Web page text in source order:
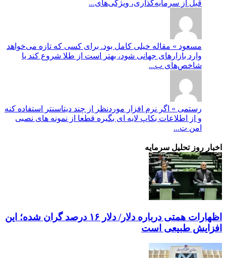
قبل از سرمایه‌گذاری، ویژگی‌های...
مسعود » مقاله خیلی کامل بود. برای کسی که تازه می‌خواهد
وارد بازارهای جهانی شود، بهتر است از طلا شروع کند یا
شاخص‌های ب...
رستمی » اگر نرم افزار موردنظر از چند دیتاسنتر استفاده کنه
و از اطلاعات بکاپ لایه ای بگیره قطعا از نمونه های نصبی
امن ت...
اخبار روز تحلیل سرمایه
اظهارات همتی درباره دلار/ دلار ۱۶ درصد گران شده؛ این
افزایش طبیعی است